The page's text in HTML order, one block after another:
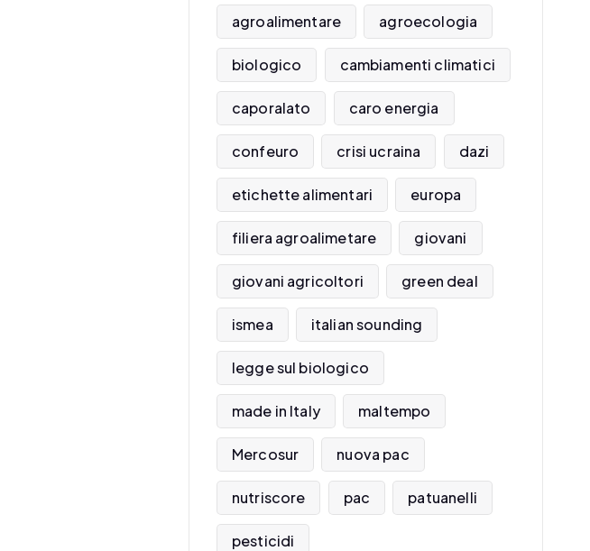
agroalimentare agroecologia
biologico cambiamenti climatici
caporalato caro energia
confeuro crisi ucraina dazi
etichette alimentari europa
filiera agroalimetare giovani
giovani agricoltori green deal
ismea italian sounding
legge sul biologico
made in Italy maltempo
Mercosur nuova pac
nutriscore pac patuanelli
pesticidi